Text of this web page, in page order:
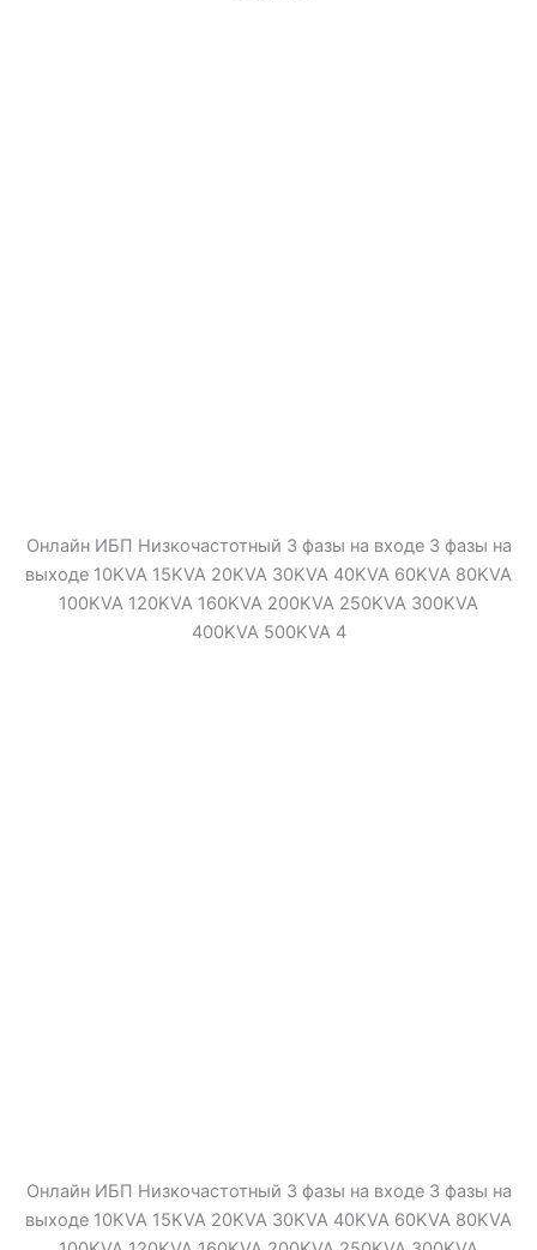
Онлайн ИБП Низкочастотный 3 фазы на входе 3 фазы на
выходе 10KVA 15KVA 20KVA 30KVA 40KVA 60KVA 80KVA
100KVA 120KVA 160KVA 200KVA 250KVA 300KVA
400KVA 500KVA 4
Онлайн ИБП Низкочастотный 3 фазы на входе 3 фазы на
выходе 10KVA 15KVA 20KVA 30KVA 40KVA 60KVA 80KVA